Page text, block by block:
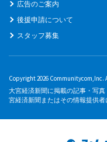
広告のご案内
後援申請について
スタッフ募集
Copyright 2026 Communitycom,Inc.
大宮経済新聞に掲載の記事・写
宮経済新聞またはその情報提供者